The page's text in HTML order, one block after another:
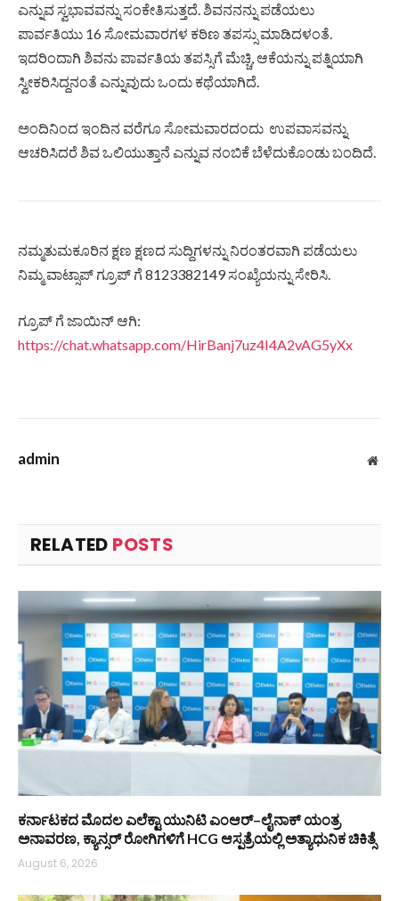
ಎನ್ನುವ ಸ್ವಭಾವವನ್ನು ಸಂಕೇತಿಸುತ್ತದೆ. ಶಿವನನನ್ನು ಪಡೆಯಲು
ಪಾರ್ವತಿಯು 16 ಸೋಮವಾರಗಳ ಕಠಿಣ ತಪಸ್ಸು ಮಾಡಿದಳಂತೆ.
ಇದರಿಂದಾಗಿ ಶಿವನು ಪಾರ್ವತಿಯ ತಪಸ್ಸಿಗೆ ಮೆಚ್ಚಿ, ಆಕೆಯನ್ನು ಪತ್ನಿಯಾಗಿ
ಸ್ವೀಕರಿಸಿದ್ದನಂತೆ ಎನ್ನುವುದು ಒಂದು ಕಥೆಯಾಗಿದೆ.
ಅಂದಿನಿಂದ ಇಂದಿನ ವರೆಗೂ ಸೋಮವಾರದಂದು ಉಪವಾಸವನ್ನು
ಆಚರಿಸಿದರೆ ಶಿವ ಒಲಿಯುತ್ತಾನೆ ಎನ್ನುವ ನಂಬಿಕೆ ಬೆಳೆದುಕೊಂಡು ಬಂದಿದೆ.
ನಮ್ಮತುಮಕೂರಿನ ಕ್ಷಣ ಕ್ಷಣದ ಸುದ್ದಿಗಳನ್ನು ನಿರಂತರವಾಗಿ ಪಡೆಯಲು
ನಿಮ್ಮ ವಾಟ್ಸಾಪ್ ಗ್ರೂಪ್ ಗೆ 8123382149 ಸಂಖ್ಯೆಯನ್ನು ಸೇರಿಸಿ.
ಗ್ರೂಪ್ ಗೆ ಜಾಯಿನ್ ಆಗಿ:
https://chat.whatsapp.com/HirBanj7uz4I4A2vAG5yXx
admin
RELATED POSTS
ಕರ್ನಾಟಕದ ಮೊದಲ ಎಲೆಕ್ಟಾ ಯುನಿಟಿ ಎಂಆರ್–ಲೈನಾಕ್ ಯಂತ್ರ
ಅನಾವರಣ, ಕ್ಯಾನ್ಸರ್ ರೋಗಿಗಳಿಗೆ HCG ಆಸ್ಪತ್ರೆಯಲ್ಲಿ ಅತ್ಯಾಧುನಿಕ ಚಿಕಿತ್ಸೆ
August 6, 2026